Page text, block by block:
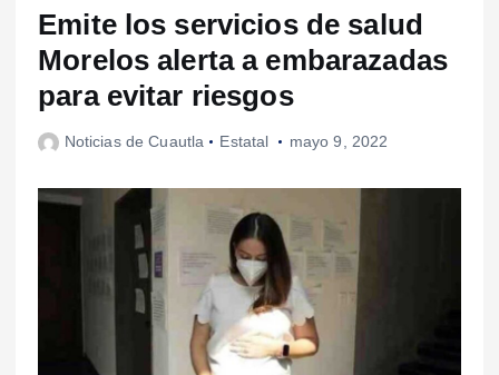
Emite los servicios de salud
Morelos alerta a embarazadas
para evitar riesgos
Noticias de Cuautla Estatal mayo 9, 2022